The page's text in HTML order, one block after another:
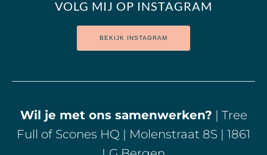
VOLG MIJ OP INSTAGRAM
BEKIJK INSTAGRAM
Wil je met ons samenwerken? | Tree
Full of Scones HQ | Molenstraat 8S | 1861